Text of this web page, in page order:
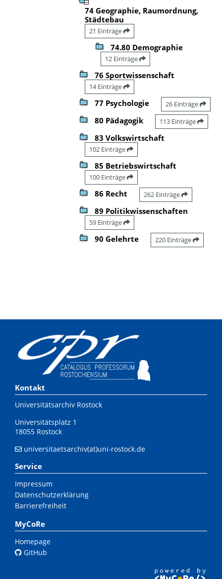
74 Geographie, Raumordnung,
Städtebau
21 Einträge
74.80 Demographie
12 Einträge
76 Sportwissenschaft
14 Einträge
77 Psychologie 26 Einträge
80 Pädagogik 113 Einträge
83 Volkswirtschaft
102 Einträge
85 Betriebswirtschaft
100 Einträge
86 Recht 262 Einträge
89 Politikwissenschaften
59 Einträge
90 Gelehrte 220 Einträge
Kontakt
Universitätsarchiv Rostock
Universitätsplatz 1
18055 Rostock
universitaetsarchiv(at)uni-rostock.de
Service
Impressum
Datenschutzerklärung
Barrierefreiheit
MyCoRe
Homepage
GitHub